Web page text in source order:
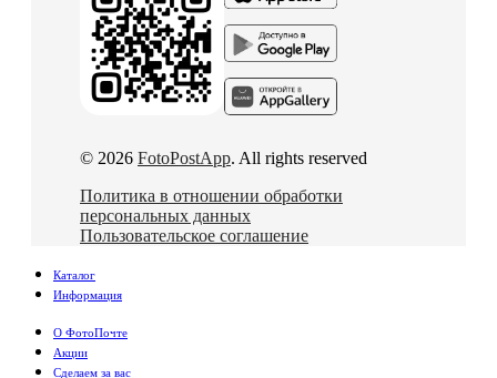
© 2026 FotoPostApp. All rights reserved
Политика в отношении обработки
персональных данных
Пользовательское соглашение
Каталог
Информация
О ФотоПочте
Акции
Сделаем за вас